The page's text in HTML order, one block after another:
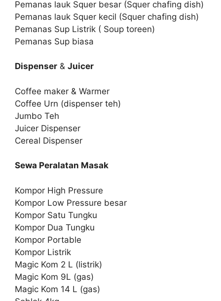
Pemanas lauk Squer besar (Squer chafing dish)
Pemanas lauk Squer kecil (Squer chafing dish)
Pemanas Sup Listrik ( Soup toreen)
Pemanas Sup biasa
Dispenser & Juicer
Coffee maker & Warmer
Coffee Urn (dispenser teh)
Jumbo Teh
Juicer Dispenser
Cereal Dispenser
Sewa Peralatan Masak
Kompor High Pressure
Kompor Low Pressure besar
Kompor Satu Tungku
Kompor Dua Tungku
Kompor Portable
Kompor Listrik
Magic Kom 2 L (listrik)
Magic Kom 9L (gas)
Magic Kom 14 L (gas)